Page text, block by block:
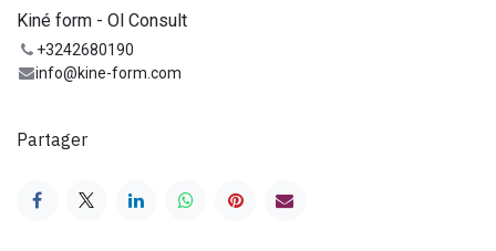
Kiné form - Ol Consult
+3242680190
info@kine-form.com
Partager